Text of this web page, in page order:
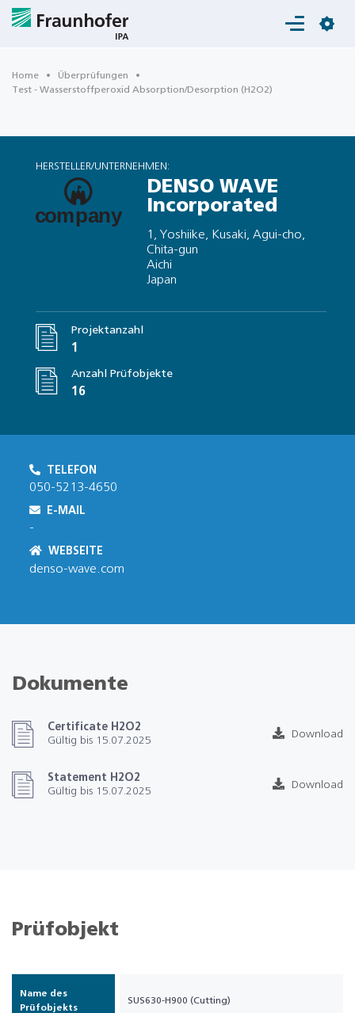
Login
Home
Überprüfungen
Test - Wasserstoffperoxid Absorption/Desorption (H2O2)
HERSTELLER/UNTERNEHMEN:
DENSO WAVE
Incorporated
1, Yoshiike, Kusaki, Agui-cho,
Chita-gun
Aichi
Japan
Projektanzahl
1
Anzahl Prüfobjekte
16
TELEFON
050-5213-4650
E-MAIL
-
WEBSEITE
denso-wave.com
Dokumente
Certificate H2O2
Gültig bis 15.07.2025
Download
Statement H2O2
Gültig bis 15.07.2025
Download
Prüfobjekt
Name des
Prüfobjekts
SUS630-H900 (Cutting)